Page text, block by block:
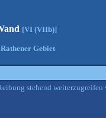
[VI (VIIb)]
Gebiet
stehend weiterzugreifen